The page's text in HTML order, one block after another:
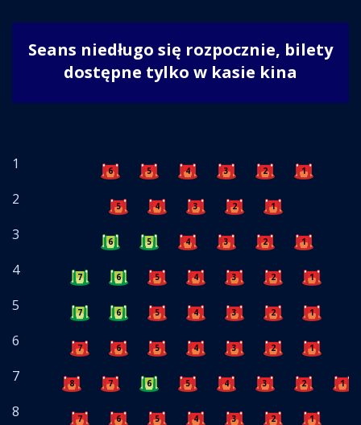
Seans niedługo się rozpocznie, bilety
dostępne tylko w kasie kina
1 6 5 4 3 2 1
2 5 4 3 2 1
3 6 5 4 3 2 1
4 7 6 5 4 3 2 1
5 7 6 5 4 3 2 1
6 7 6 5 4 3 2 1
7 8 7 6 5 4 3 2 1
8 7 6 5 4 3 2 1